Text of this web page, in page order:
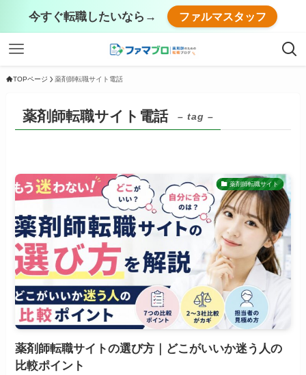
今すぐ転職したいなら→ ファルマスタッフ
TOPページ 薬剤師転職サイト電話
薬剤師転職サイト電話 – tag –
薬剤師転職サイト
薬剤師転職サイトの選び方｜どこがいいか迷う人の
比較ポイント